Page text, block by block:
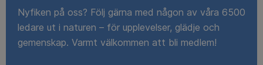
Nyfiken på oss? Följ gärna med någon av våra 6500
ledare ut i naturen – för upplevelser, glädje och
gemenskap. Varmt välkommen att bli medlem!